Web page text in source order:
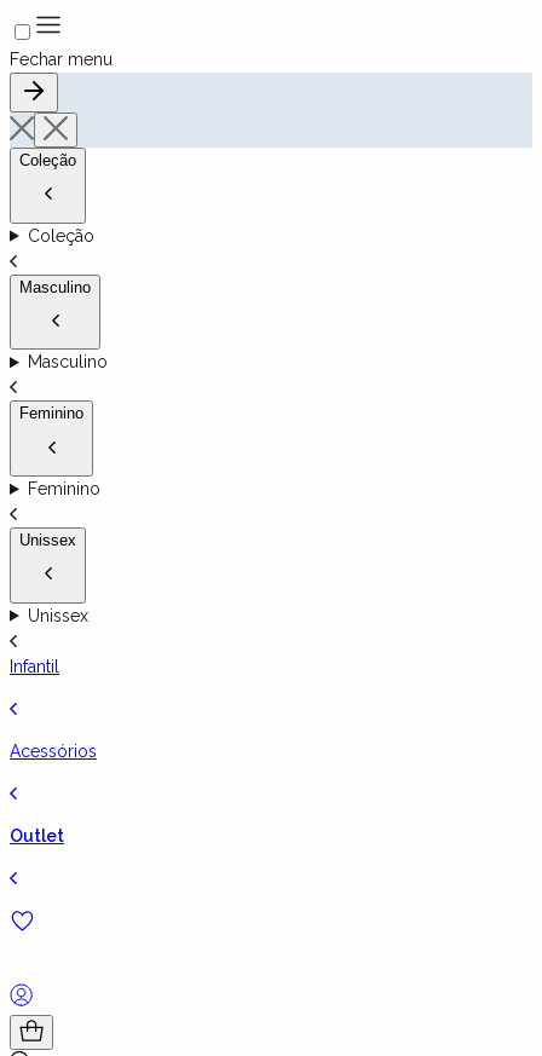
Fechar menu
Coleção
Coleção
Masculino
Masculino
Feminino
Feminino
Unissex
Unissex
Infantil
Acessórios
Outlet